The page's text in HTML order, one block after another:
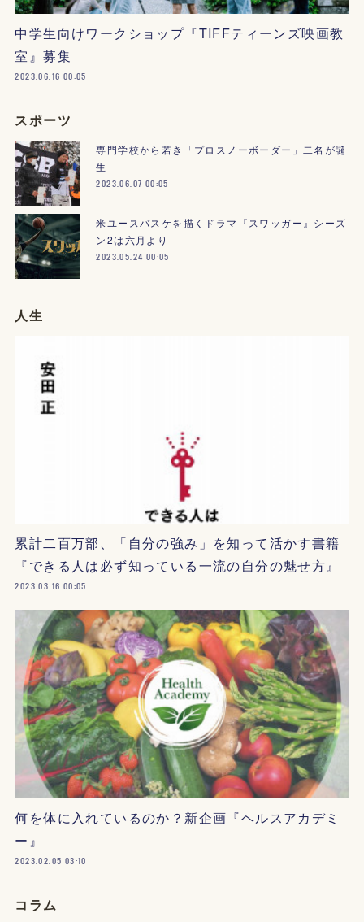
中学生向けワークショップ『TIFFティーンズ映画教
室』募集
2023.06.16 00:05
スポーツ
専門学校から若き「プロスノーボーダー」二名が誕
生
2023.06.07 00:05
米ユースバスケを描くドラマ『スワッガー』シーズ
ン2は六月より
2023.05.24 00:05
人生
累計二百万部、「自分の強み」を知って活かす書籍
『できる人は必ず知っている一流の自分の魅せ方』
2023.03.16 00:05
何を体に入れているのか？新企画『ヘルスアカデミ
ー』
2023.02.05 03:10
コラム